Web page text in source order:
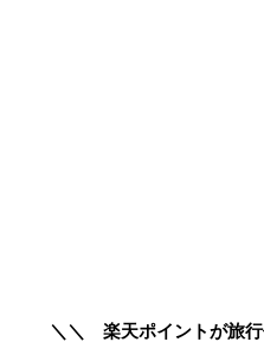
＼＼ 楽天ポイントが旅